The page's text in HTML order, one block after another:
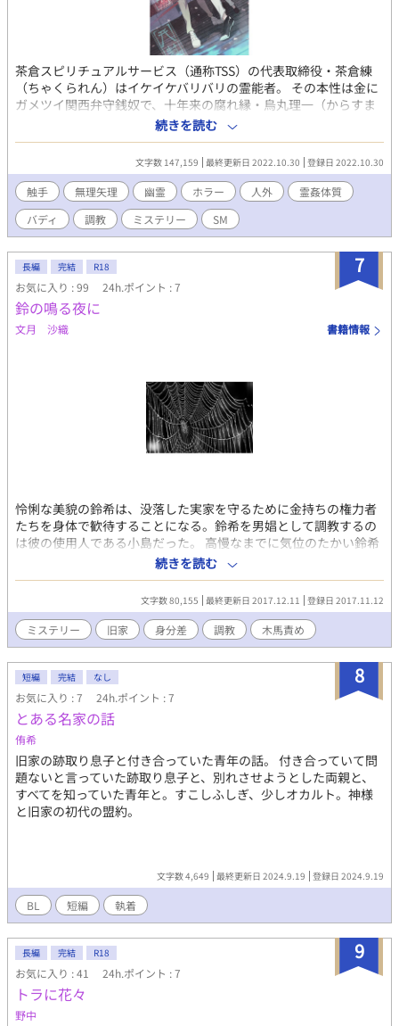
茶倉スピリチュアルサービス（通称TSS）の代表取締役・茶倉練
（ちゃくられん）はイケイケバリバリの霊能者。 その本性は金に
ガメツイ関西弁守銭奴で、十年来の腐れ縁・烏丸理一（からすま
りいち）を馬車馬の如くこき使っていた。 ある時長野県の日水村
（ひみずむら）で土砂崩れが発生、村一番の旧家の後継ぎ・佐沼
尚人（さぬまなおと）が死亡する。 「おきゅうさまの祟りです」
喪服の未亡人・佐沼清美（さぬまきよみ）の依頼を受けた二人は
早速現地に飛ぶのだが、そこには練と因縁深い恐ろしい怪異が待
ち受けていた。 練×理一、『霊姦体質シリーズ』。今回は陰惨な
因習に縛られた田舎の村が舞台です。 イラスト：多留谷
（@siacco_）
続きを読む
文字数 147,159 最終更新日 2022.10.30 登録日 2022.10.30
触手 無理矢理 幽霊 ホラー 人外
霊姦体質
バディ
調教 ミステリー SM
7
長編 完結 R18
お気に入り : 99 24h.ポイント : 7
鈴の鳴る夜に
文月 沙織 書籍情報
怜悧な美貌の鈴希は、没落した実家を守るために金持ちの権力者
たちを身体で歓待することになる。鈴希を男娼として調教するの
は彼の使用人である小島だった。 高慢なまでに気位のたかい鈴希
は、夜毎淫らな姿を使用人に強いられることになり、あられもな
く乱れ……。 十八歳以下の方はご遠慮ください。 ミステリー仕立
てで、「鬼百合懺悔」の登場人物たちも出てきます。
続きを読む
文字数 80,155 最終更新日 2017.12.11 登録日 2017.11.12
ミステリー 旧家 身分差 調教 木馬責め
8
短編 完結 なし
お気に入り : 7 24h.ポイント : 7
とある名家の話
侑希
旧家の跡取り息子と付き合っていた青年の話。 付き合っていて問
題ないと言っていた跡取り息子と、別れさせようとした両親と、
すべてを知っていた青年と。すこしふしぎ、少しオカルト。神様
と旧家の初代の盟約。
文字数 4,649 最終更新日 2024.9.19 登録日 2024.9.19
BL 短編 執着
9
長編 完結 R18
お気に入り : 41 24h.ポイント : 7
トラに花々
野中